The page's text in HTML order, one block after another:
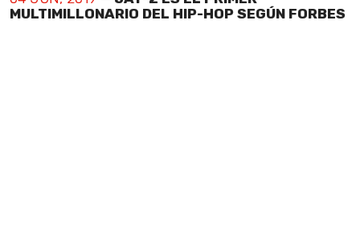
MULTIMILLONARIO DEL HIP-HOP SEGÚN FORBES